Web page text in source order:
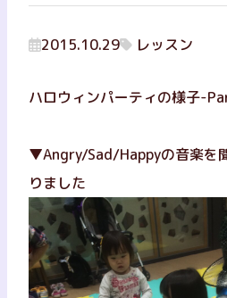
2015.10.29 レッスン
ハロウィンパーティの様子-
▼Angry/Sad/Happyの音楽を
りました